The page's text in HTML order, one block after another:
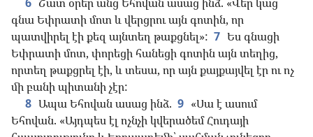
գնա Եփրատի մոտ և վերցրու այն գոտին, որ
պատվիրել էի քեզ այնտեղ թաքցնել»: 7 Ես գնացի
Եփրատի մոտ, փորեցի հանեցի գոտին այն տեղից,
որտեղ թաքցրել էի, և տեսա, որ այն քայքայվել էր ու ոչ
մի բանի պիտանի չէր:
8 Ապա Եհովան ասաց ինձ. 9 «Սա է ասում
Եհովան. «Այդպես էլ ոչնչի կվերածեմ Հուդայի